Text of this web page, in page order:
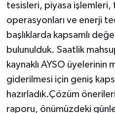
tesisleri, piyasa işlemleri,
operasyonları ve enerji
başlıklarda kapsamlı
bulunulduk. Saatlik
kaynaklı AYSO üyelerinin
giderilmesi için geniş
hazırladık.Çözüm
raporu, önümüzdeki